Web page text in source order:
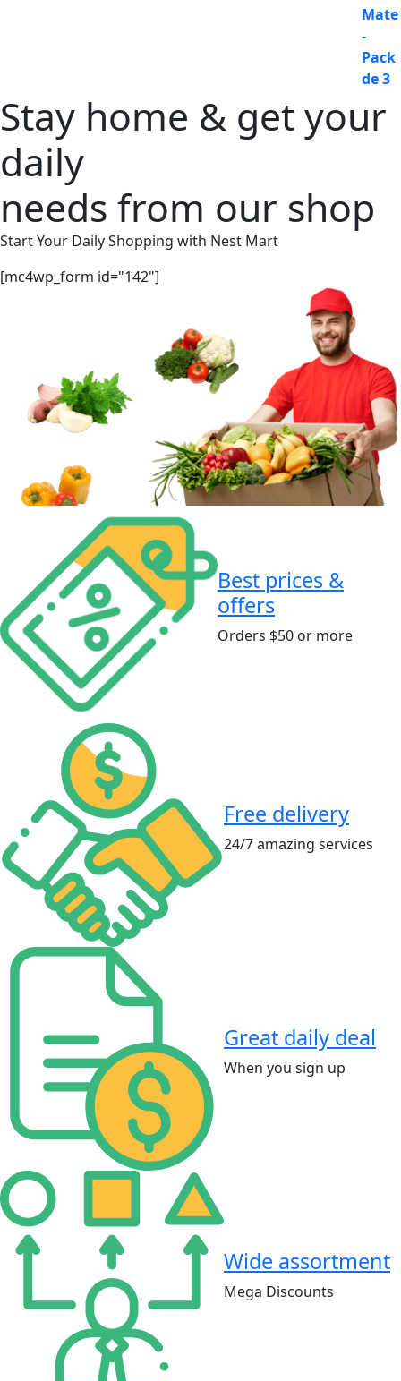
Stay home & get your
daily
needs from our shop
Start Your Daily Shopping with Nest Mart
[mc4wp_form id="142"]
Best prices &
offers
Orders $50 or more
Free delivery
24/7 amazing services
Great daily deal
When you sign up
Wide assortment
Mega Discounts